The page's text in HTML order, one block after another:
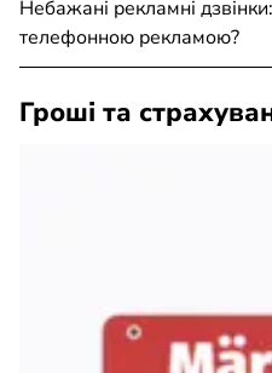
Небажані рекламні
телефонною рекламою?
Гроші та